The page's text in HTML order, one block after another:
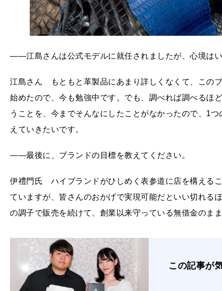
――江島さんは公式モデルに就任されましたが、心境は
江島さん もともと革製品にあまり詳しくなくて、この
始めたので、今も勉強中です。でも、調べれば調べるほ
うことを、今までそんなにしたことがなかったので、1
えていきたいです。
――最後に、ブランドの目標を教えてください。
伊禮門氏 ハイブランドがひしめく表参道に店を構える
ていますが、皆さんのおかげで実現可能だといい切れる
の調子で販売を続けて、創業以来守っている無借金のま
この記事が